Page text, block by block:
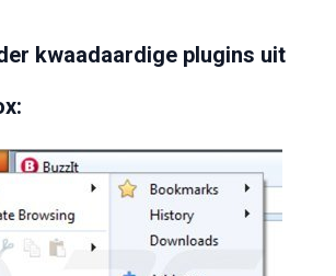
kwaadaardige plugins uit